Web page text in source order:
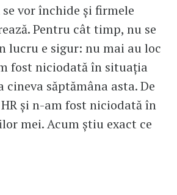
vor închide și firmele
Pentru cât timp, nu se
lucru e sigur: nu mai au loc
fost niciodată în situația
cineva săptămâna asta. De
și n-am fost niciodată în
mei. Acum știu exact ce